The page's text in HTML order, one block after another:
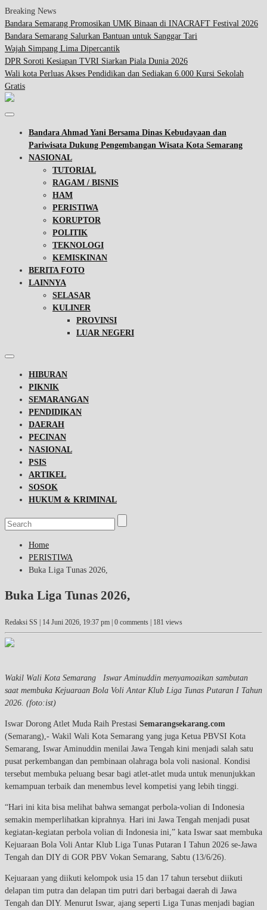
Breaking News
Bandara Semarang Promosikan UMK Binaan di INACRAFT Festival 2026
Bandara Semarang Salurkan Bantuan untuk Sanggar Tari
Wajah Simpang Lima Dipercantik
DPR Soroti Kesiapan TVRI Siarkan Piala Dunia 2026
Wali kota Perluas Akses Pendidikan dan Sediakan 6.000 Kursi Sekolah
Gratis
Bandara Ahmad Yani Bersama Dinas Kebudayaan dan
Pariwisata Dukung Pengembangan Wisata Kota Semarang
NASIONAL
TUTORIAL
RAGAM / BISNIS
HAM
PERISTIWA
KORUPTOR
POLITIK
TEKNOLOGI
KEMISKINAN
BERITA FOTO
LAINNYA
SELASAR
KULINER
PROVINSI
LUAR NEGERI
HIBURAN
PIKNIK
SEMARANGAN
PENDIDIKAN
DAERAH
PECINAN
NASIONAL
PSIS
ARTIKEL
SOSOK
HUKUM & KRIMINAL
Home
PERISTIWA
Buka Liga Tunas 2026,
Buka Liga Tunas 2026,
Redaksi SS | 14 Juni 2026, 19:37 pm | 0 comments | 181 views
Wakil Wali Kota Semarang Iswar Aminuddin menyamoaikan sambutan
saat membuka Kejuaraan Bola Voli Antar Klub Liga Tunas Putaran I Tahun
2026. (foto:ist)
Iswar Dorong Atlet Muda Raih Prestasi Semarangsekarang.com
(Semarang),- Wakil Wali Kota Semarang yang juga Ketua PBVSI Kota
Semarang, Iswar Aminuddin menilai Jawa Tengah kini menjadi salah satu
pusat perkembangan dan pembinaan olahraga bola voli nasional. Kondisi
tersebut membuka peluang besar bagi atlet-atlet muda untuk menunjukkan
kemampuan terbaik dan menembus level kompetisi yang lebih tinggi.
“Hari ini kita bisa melihat bahwa semangat perbola-volian di Indonesia
semakin memperlihatkan kiprahnya. Hari ini Jawa Tengah menjadi pusat
kegiatan-kegiatan perbola volian di Indonesia ini,” kata Iswar saat membuka
Kejuaraan Bola Voli Antar Klub Liga Tunas Putaran I Tahun 2026 se-Jawa
Tengah dan DIY di GOR PBV Vokan Semarang, Sabtu (13/6/26).
Kejuaraan yang diikuti kelompok usia 15 dan 17 tahun tersebut diikuti
delapan tim putra dan delapan tim putri dari berbagai daerah di Jawa
Tengah dan DIY. Menurut Iswar, ajang seperti Liga Tunas menjadi bagian